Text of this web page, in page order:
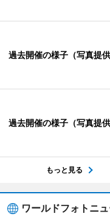
過去開催の様子（写真提
過去開催の様子（写真提
もっと見る
ワールドフォトニ